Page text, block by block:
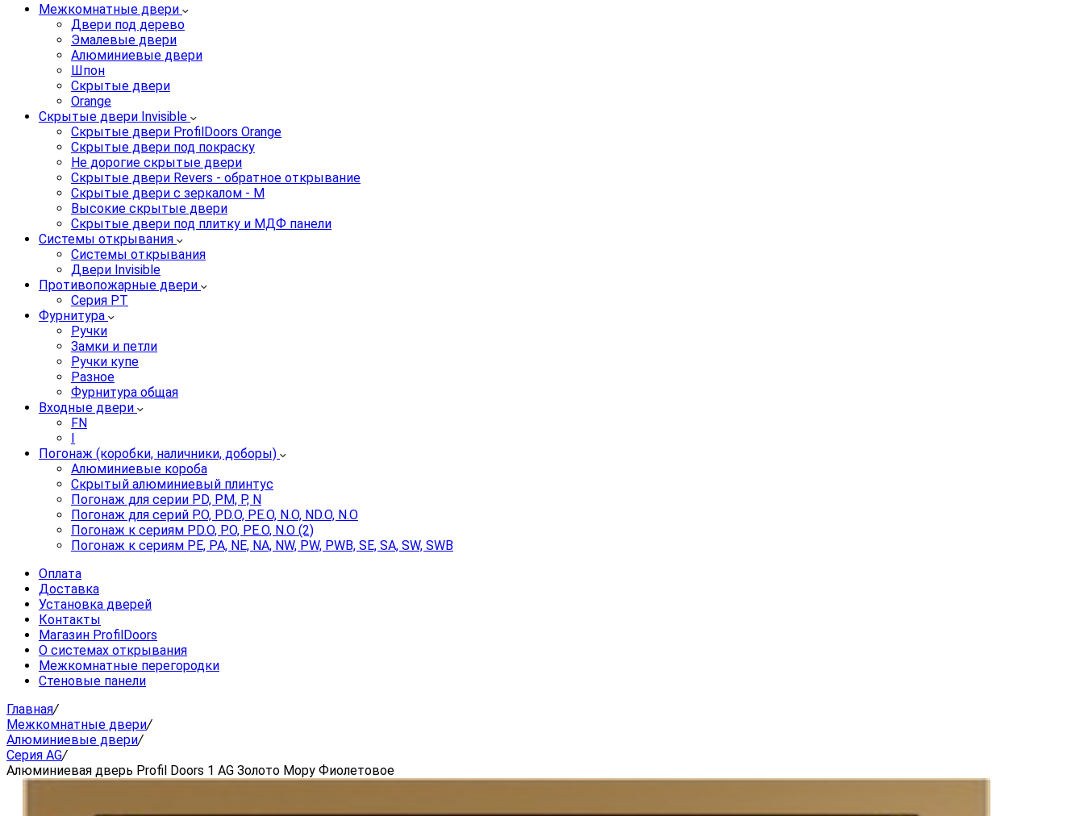
Межкомнатные двери
Двери под дерево
Эмалевые двери
Алюминиевые двери
Шпон
Скрытые двери
Orange
Скрытые двери Invisible
Скрытые двери ProfilDoors Orange
Скрытые двери под покраску
Не дорогие скрытые двери
Скрытые двери Revers - обратное открывание
Скрытые двери с зеркалом - M
Высокие скрытые двери
Скрытые двери под плитку и МДФ панели
Системы открывания
Системы открывания
Двери Invisible
Противопожарные двери
Серия PT
Фурнитура
Ручки
Замки и петли
Ручки купе
Разное
Фурнитура общая
Входные двери
FN
I
Погонаж (коробки, наличники, доборы)
Алюминиевые короба
Скрытый алюминиевый плинтус
Погонаж для серии PD, PM, P, N
Погонаж для серий P.O, PD.O, PE.O, N.O, ND.O, N.O
Погонаж к сериям PD.O, P.O, PE.O, N.O (2)
Погонаж к сериям PE, PA, NE, NA, NW, PW, PWB, SE, SA, SW, SWB
Оплата
Доставка
Установка дверей
Контакты
Магазин ProfilDoors
О системах открывания
Межкомнатные перегородки
Стеновые панели
Главная/
Межкомнатные двери/
Алюминиевые двери/
Серия AG/
Алюминиевая дверь Profil Doors 1 AG Золото Мору Фиолетовое